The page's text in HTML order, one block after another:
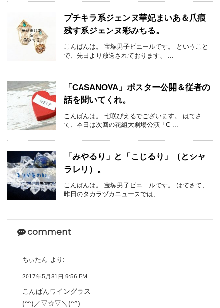
プチキラ系ジェンヌ華妃まいあ＆爪痕
残す系ジェンヌ彩みちる。
こんばんは。 宝塚男子ピエールです。 ということ
で、先日より放送されております、 ...
「CASANOVA」ポスター公開＆従者の
話を聞いてくれ。
こんばんは。 七咲ぴえるでございます。 はてさ
て、本日は次回の花組大劇場公演「C ...
「みやるり」と「こじるり」（とシャ
ラレリ）。
こんばんは。 宝塚男子ピエールです。 はてさて、
昨日のタカラヅカニュースでは、 ...
comment
ちぃたん より:
2017年5月31日 9:56 PM
こんばんワイングラス
(^^)／▽☆▽＼(^^)